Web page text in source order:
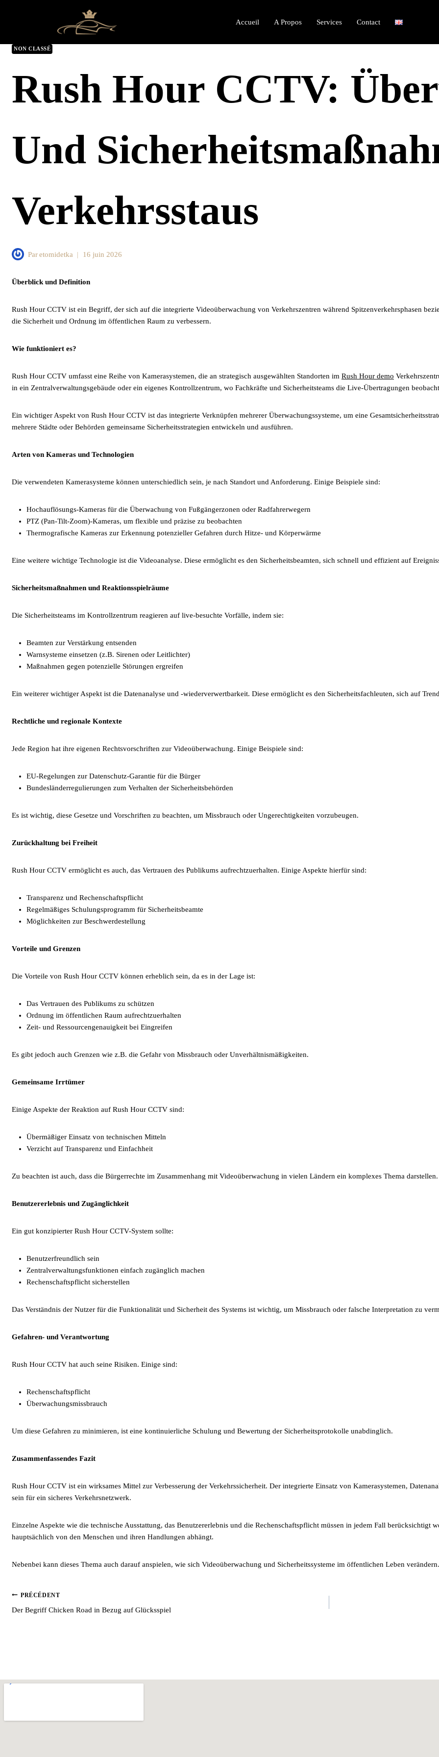
Accueil A Propos Services Contact
NON CLASSÉ
Rush Hour CCTV:
Und
Verkehrsstaus
Paretomidetka 16 juin 2026
Überblick und Definition
Rush Hour CCTV ist ein Begriff, der sich auf die integrierte Videoüberwachung von Verkehrszentren während Spitzenverkehrsphasen
die Sicherheit und Ordnung im öffentlichen Raum zu verbessern.
Wie funktioniert es?
Rush Hour CCTV umfasst eine Reihe von Kamerasystemen, die an strategisch ausgewählten Standorten im Rush Hour demo
in ein Zentralverwaltungsgebäude oder ein eigenes Kontrollzentrum, wo Fachkräfte und Sicherheitsteams die Live-Übertragungen
Ein wichtiger Aspekt von Rush Hour CCTV ist das integrierte Verknüpfen mehrerer Überwachungssysteme, um eine
mehrere Städte oder Behörden gemeinsame Sicherheitsstrategien entwickeln und ausführen.
Arten von Kameras und Technologien
Die verwendeten Kamerasysteme können unterschiedlich sein, je nach Standort und Anforderung. Einige Beispiele sind:
Hochauflösungs-Kameras für die Überwachung von Fußgängerzonen oder Radfahrerwegern
PTZ (Pan-Tilt-Zoom)-Kameras, um flexible und präzise zu beobachten
Thermografische Kameras zur Erkennung potenzieller Gefahren durch Hitze- und Körperwärme
Eine weitere wichtige Technologie ist die Videoanalyse. Diese ermöglicht es den Sicherheitsbeamten, sich schnell und effizient auf
Sicherheitsmaßnahmen und Reaktionsspielräume
Die Sicherheitsteams im Kontrollzentrum reagieren auf live-besuchte Vorfälle, indem sie:
Beamten zur Verstärkung entsenden
Warnsysteme einsetzen (z.B. Sirenen oder Leitlichter)
Maßnahmen gegen potenzielle Störungen ergreifen
Ein weiterer wichtiger Aspekt ist die Datenanalyse und -wiederverwertbarkeit. Diese ermöglicht es den Sicherheitsfachleuten, sich auf
Rechtliche und regionale Kontexte
Jede Region hat ihre eigenen Rechtsvorschriften zur Videoüberwachung. Einige Beispiele sind:
EU-Regelungen zur Datenschutz-Garantie für die Bürger
Bundesländerregulierungen zum Verhalten der Sicherheitsbehörden
Es ist wichtig, diese Gesetze und Vorschriften zu beachten, um Missbrauch oder Ungerechtigkeiten vorzubeugen.
Zurückhaltung bei Freiheit
Rush Hour CCTV ermöglicht es auch, das Vertrauen des Publikums aufrechtzuerhalten. Einige Aspekte hierfür sind:
Transparenz und Rechenschaftspflicht
Regelmäßiges Schulungsprogramm für Sicherheitsbeamte
Möglichkeiten zur Beschwerdestellung
Vorteile und Grenzen
Die Vorteile von Rush Hour CCTV können erheblich sein, da es in der Lage ist:
Das Vertrauen des Publikums zu schützen
Ordnung im öffentlichen Raum aufrechtzuerhalten
Zeit- und Ressourcengenauigkeit bei Eingreifen
Es gibt jedoch auch Grenzen wie z.B. die Gefahr von Missbrauch oder Unverhältnismäßigkeiten.
Gemeinsame Irrtümer
Einige Aspekte der Reaktion auf Rush Hour CCTV sind:
Übermäßiger Einsatz von technischen Mitteln
Verzicht auf Transparenz und Einfachheit
Zu beachten ist auch, dass die Bürgerrechte im Zusammenhang mit Videoüberwachung in vielen Ländern ein komplexes Thema darstellen.
Benutzererlebnis und Zugänglichkeit
Ein gut konzipierter Rush Hour CCTV-System sollte:
Benutzerfreundlich sein
Zentralverwaltungsfunktionen einfach zugänglich machen
Rechenschaftspflicht sicherstellen
Das Verständnis der Nutzer für die Funktionalität und Sicherheit des Systems ist wichtig, um Missbrauch oder falsche Interpretation zu
Gefahren- und Verantwortung
Rush Hour CCTV hat auch seine Risiken. Einige sind:
Rechenschaftspflicht
Überwachungsmissbrauch
Um diese Gefahren zu minimieren, ist eine kontinuierliche Schulung und Bewertung der Sicherheitsprotokolle unabdinglich.
Zusammenfassendes Fazit
Rush Hour CCTV ist ein wirksames Mittel zur Verbesserung der Verkehrssicherheit. Der integrierte Einsatz von Kamerasystemen,
sein für ein sicheres Verkehrsnetzwerk.
Einzelne Aspekte wie die technische Ausstattung, das Benutzererlebnis und die Rechenschaftspflicht müssen in jedem Fall berücksichtigt
hauptsächlich von den Menschen und ihren Handlungen abhängt.
Nebenbei kann dieses Thema auch darauf anspielen, wie sich Videoüberwachung und Sicherheitssysteme im öffentlichen Leben verändern.
PRÉCÉDENT
Der Begriff Chicken Road in Bezug auf Glücksspiel